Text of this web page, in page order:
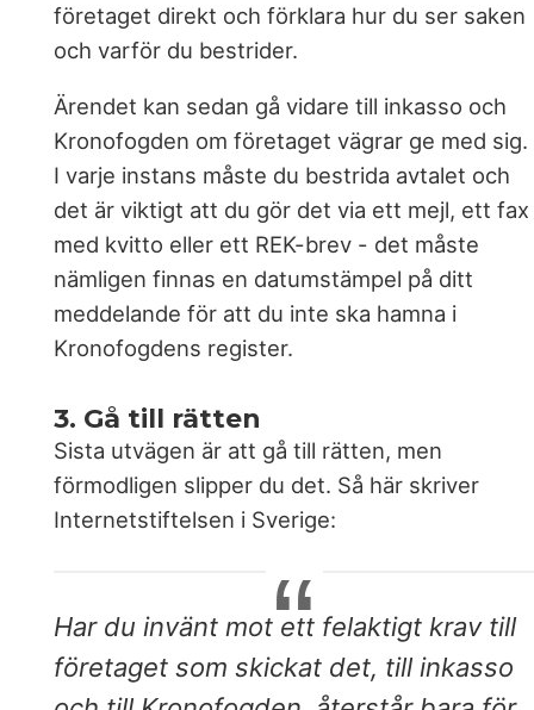
företaget direkt och förklara hur du ser saken
och varför du bestrider.
Ärendet kan sedan gå vidare till inkasso och
Kronofogden om företaget vägrar ge med sig.
I varje instans måste du bestrida avtalet och
det är viktigt att du gör det via ett mejl, ett fax
med kvitto eller ett REK-brev - det måste
nämligen finnas en datumstämpel på ditt
meddelande för att du inte ska hamna i
Kronofogdens register.
3. Gå till rätten
Sista utvägen är att gå till rätten, men
förmodligen slipper du det. Så här skriver
Internetstiftelsen i Sverige:
Har du invänt mot ett felaktigt krav till
företaget som skickat det, till inkasso